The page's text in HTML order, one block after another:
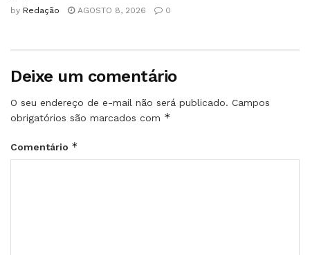
by Redação AGOSTO 8, 2026 0
Deixe um comentário
O seu endereço de e-mail não será publicado. Campos
obrigatórios são marcados com *
Comentário *